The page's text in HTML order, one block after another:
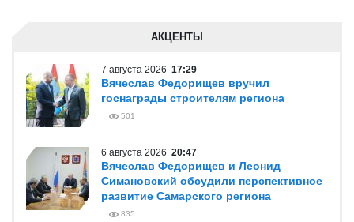
АКЦЕНТЫ
7 августа 2026 17:29
Вячеслав Федорищев вручил
госнаграды строителям региона
501
6 августа 2026 20:47
Вячеслав Федорищев и Леонид
Симановский обсудили перспективное
развитие Самарского региона
835